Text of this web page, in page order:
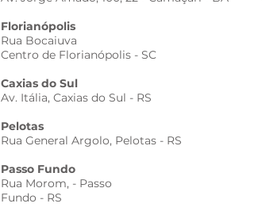
Florianópolis
Rua Bocaiuva
Centro de Florianópolis - SC
Caxias do Sul
Av. Itália, Caxias do Sul - RS
Pelotas
Rua General Argolo, Pelotas - RS
Passo Fundo
Rua Morom, - Passo
Fundo - RS